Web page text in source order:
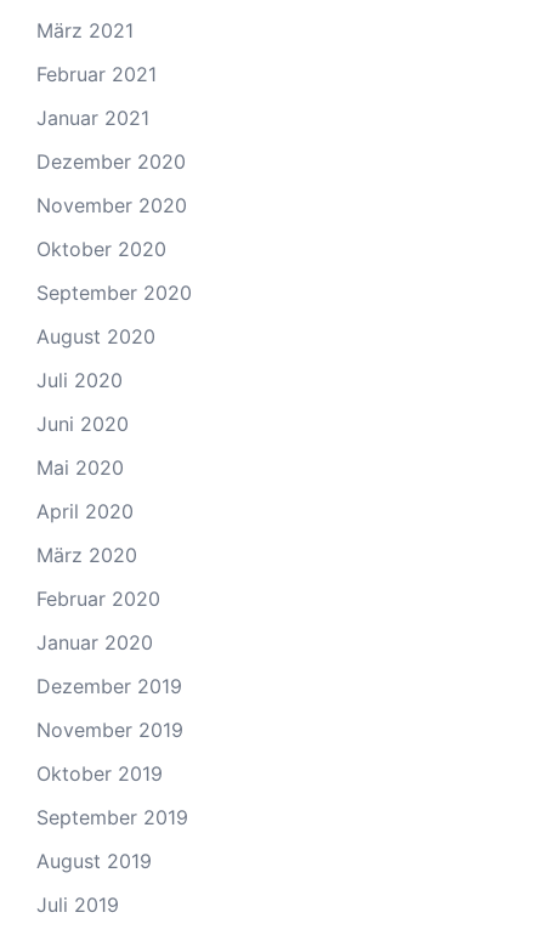
März 2021
Februar 2021
Januar 2021
Dezember 2020
November 2020
Oktober 2020
September 2020
August 2020
Juli 2020
Juni 2020
Mai 2020
April 2020
März 2020
Februar 2020
Januar 2020
Dezember 2019
November 2019
Oktober 2019
September 2019
August 2019
Juli 2019